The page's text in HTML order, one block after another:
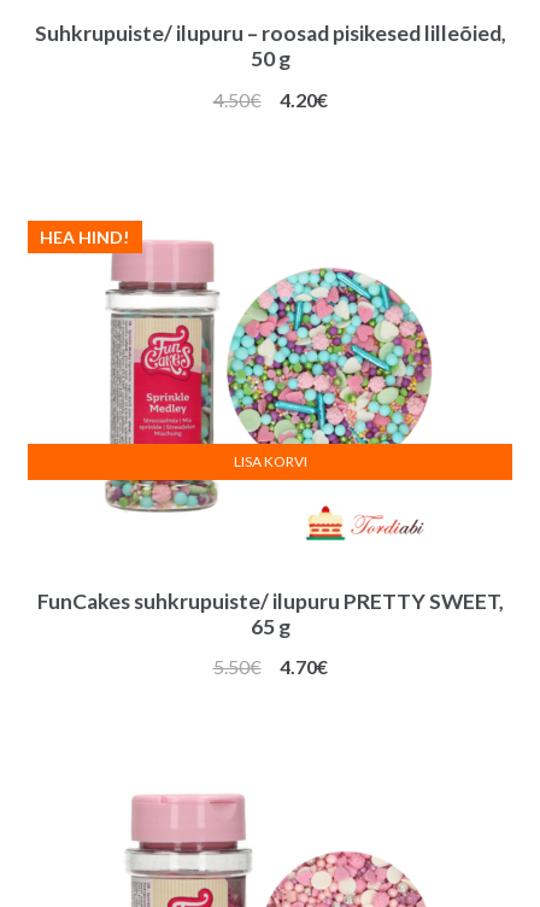
Suhkrupuiste/ ilupuru – roosad pisikesed lilleõied,
50 g
4.50€
Algne
4.20€Praegune
FunCakes suhkrupuiste/ ilupuru PRETTY SWEET,
65 g
HEA HIND!
5.50€
Algne
4.70€Praegune
LISA KORVI